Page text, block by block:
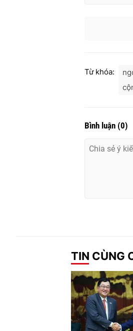
Từ khóa:
Bình luận (0)
TIN CÙNG